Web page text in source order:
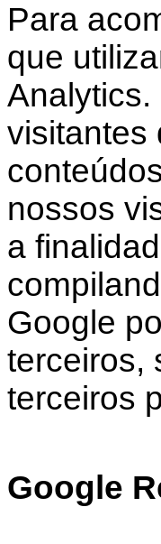
Para
que
visitantes
nossos
a
Google
terceiros,
terceiros
Google